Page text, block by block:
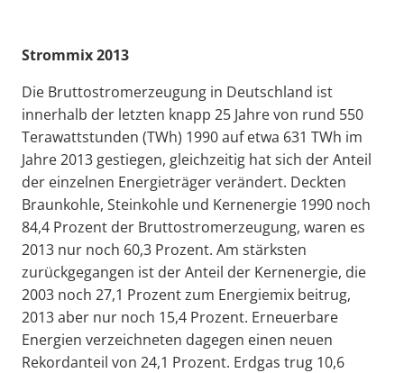
Strommix 2013
Die Bruttostromerzeugung in Deutschland ist
innerhalb der letzten knapp 25 Jahre von rund 550
Terawattstunden (TWh) 1990 auf etwa 631 TWh im
Jahre 2013 gestiegen, gleichzeitig hat sich der Anteil
der einzelnen Energieträger verändert. Deckten
Braunkohle, Steinkohle und Kernenergie 1990 noch
84,4 Prozent der Bruttostromerzeugung, waren es
2013 nur noch 60,3 Prozent. Am stärksten
zurückgegangen ist der Anteil der Kernenergie, die
2003 noch 27,1 Prozent zum Energiemix beitrug,
2013 aber nur noch 15,4 Prozent. Erneuerbare
Energien verzeichneten dagegen einen neuen
Rekordanteil von 24,1 Prozent. Erdgas trug 10,6